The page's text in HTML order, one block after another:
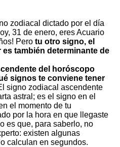
zodiacal dictado por el día
31 de enero, eres Acuario
Pero tu otro signo, el
también determinante de
del horóscopo
signos te conviene tener
signo zodiacal ascendente
astral; es el signo en el
el momento de tu
por la hora en que llegaste
es que, para saberlo, no
existen algunas
calculan en segundos.